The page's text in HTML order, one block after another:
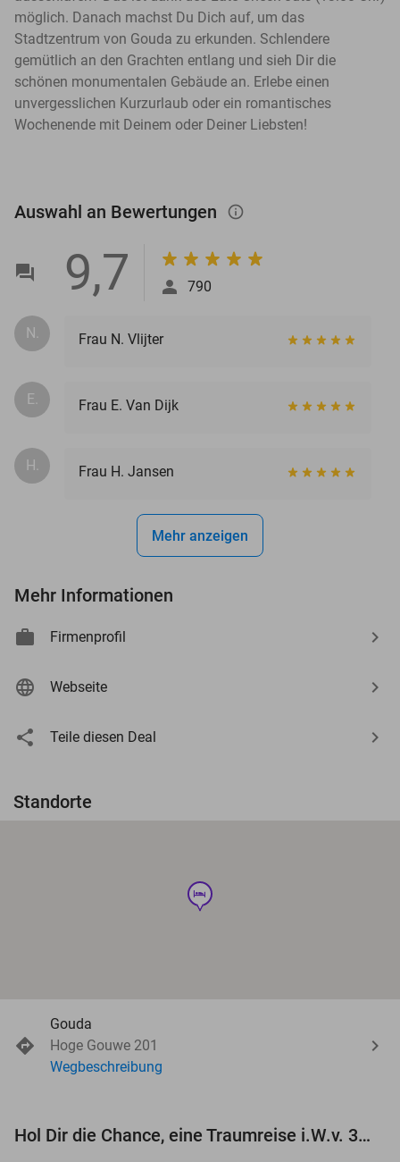
möglich. Danach machst Du Dich auf, um das
Stadtzentrum von Gouda zu erkunden. Schlendere
gemütlich an den Grachten entlang und sieh Dir die
schönen monumentalen Gebäude an. Erlebe einen
unvergesslichen Kurzurlaub oder ein romantisches
Wochenende mit Deinem oder Deiner Liebsten!
Auswahl an Bewertungen info_outlined
9,7 790
N. Frau N. Vlijter
E. Frau E. Van Dijk
H. Frau H. Jansen
Mehr anzeigen
Mehr Informationen
Firmenprofil
Webseite
Teile diesen Deal
Standorte
hotel
Gouda
Hoge Gouwe 201
Wegbeschreibung
Hol Dir die Chance, eine Traumreise i.W.v. 3.000 € zu gewinnen!